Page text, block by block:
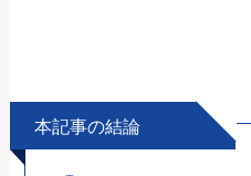
本記事の結論